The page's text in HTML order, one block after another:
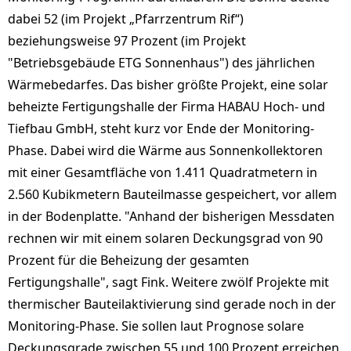
dabei 52 (im Projekt „Pfarrzentrum Rif“)
beziehungsweise 97 Prozent (im Projekt
"Betriebsgebäude ETG Sonnenhaus") des jährlichen
Wärmebedarfes. Das bisher größte Projekt, eine solar
beheizte Fertigungshalle der Firma HABAU Hoch- und
Tiefbau GmbH, steht kurz vor Ende der Monitoring-
Phase. Dabei wird die Wärme aus Sonnenkollektoren
mit einer Gesamtfläche von 1.411 Quadratmetern in
2.560 Kubikmetern Bauteilmasse gespeichert, vor allem
in der Bodenplatte. "Anhand der bisherigen Messdaten
rechnen wir mit einem solaren Deckungsgrad von 90
Prozent für die Beheizung der gesamten
Fertigungshalle", sagt Fink. Weitere zwölf Projekte mit
thermischer Bauteilaktivierung sind gerade noch in der
Monitoring-Phase. Sie sollen laut Prognose solare